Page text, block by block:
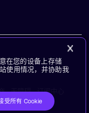
无障碍
订阅中心
在您的设备上存储
使用情况，并协助我
受所有 Cookie